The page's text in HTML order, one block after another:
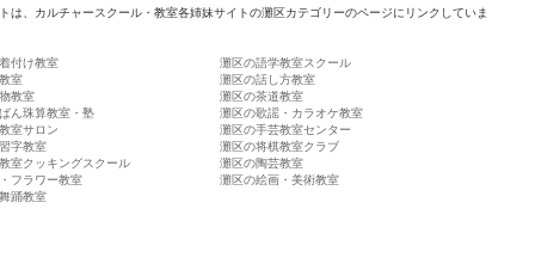
は、カルチャースクール・教室各姉妹サイトの灘区カテゴリーのページにリンクしていま
付け教室
灘区の語学教室スクール
室
灘区の話し方教室
教室
灘区の茶道教室
ん珠算教室・塾
灘区の歌謡・カラオケ教室
室サロン
灘区の手芸教室センター
字教室
灘区の将棋教室クラブ
室クッキングスクール
灘区の陶芸教室
フラワー教室
灘区の絵画・美術教室
踊教室